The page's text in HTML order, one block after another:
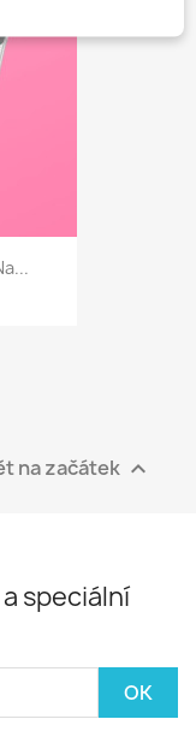
na začátek 
speciální